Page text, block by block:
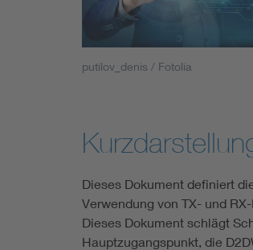
Living
Smart Cities
putilov_denis / Fotolia
Dieses Dokument definiert
Verwendung von TX- und
Dieses Dokument schlägt
Hauptzugangspunkt, die